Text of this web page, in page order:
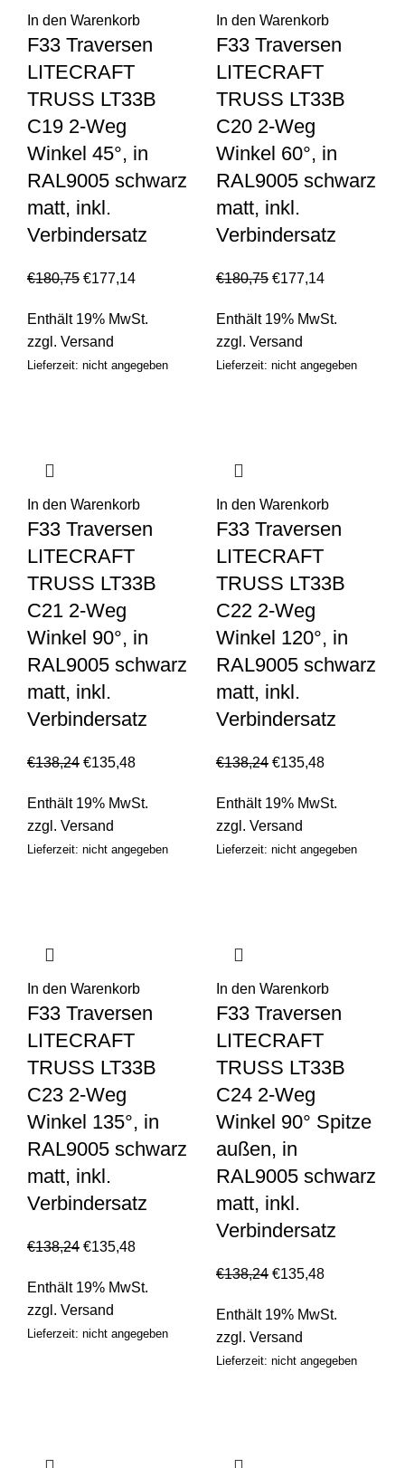
In den Warenkorb
F33 Traversen
LITECRAFT
TRUSS LT33B
C19 2-Weg
Winkel 45°, in
RAL9005 schwarz
matt, inkl.
Verbindersatz
€180,75 €177,14
Enthält 19% MwSt.
zzgl. Versand
Lieferzeit: nicht angegeben
In den Warenkorb
F33 Traversen
LITECRAFT
TRUSS LT33B
C20 2-Weg
Winkel 60°, in
RAL9005 schwarz
matt, inkl.
Verbindersatz
€180,75 €177,14
Enthält 19% MwSt.
zzgl. Versand
Lieferzeit: nicht angegeben
In den Warenkorb
F33 Traversen
LITECRAFT
TRUSS LT33B
C21 2-Weg
Winkel 90°, in
RAL9005 schwarz
matt, inkl.
Verbindersatz
€138,24 €135,48
Enthält 19% MwSt.
zzgl. Versand
Lieferzeit: nicht angegeben
In den Warenkorb
F33 Traversen
LITECRAFT
TRUSS LT33B
C22 2-Weg
Winkel 120°, in
RAL9005 schwarz
matt, inkl.
Verbindersatz
€138,24 €135,48
Enthält 19% MwSt.
zzgl. Versand
Lieferzeit: nicht angegeben
In den Warenkorb
F33 Traversen
LITECRAFT
TRUSS LT33B
C23 2-Weg
Winkel 135°, in
RAL9005 schwarz
matt, inkl.
Verbindersatz
€138,24 €135,48
Enthält 19% MwSt.
zzgl. Versand
Lieferzeit: nicht angegeben
In den Warenkorb
F33 Traversen
LITECRAFT
TRUSS LT33B
C24 2-Weg
Winkel 90° Spitze
außen, in
RAL9005 schwarz
matt, inkl.
Verbindersatz
€138,24 €135,48
Enthält 19% MwSt.
zzgl. Versand
Lieferzeit: nicht angegeben